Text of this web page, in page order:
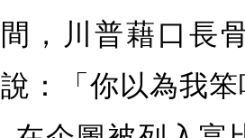
間，川普藉口長
說：「你以為我